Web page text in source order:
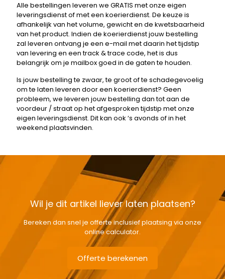
Alle bestellingen leveren we GRATIS met onze eigen
leveringsdienst of met een koerierdienst. De keuze is
afhankelijk van het volume, gewicht en de kwetsbaarheid
van het product. Indien de koerierdienst jouw bestelling
zal leveren ontvang je een e-mail met daarin het tijdstip
van levering en een track & trace code, het is dus
belangrijk om je mailbox goed in de gaten te houden.
Is jouw bestelling te zwaar, te groot of te schadegevoelig
om te laten leveren door een koerierdienst? Geen
probleem, we leveren jouw bestelling dan tot aan de
voordeur / straat op het afgesproken tijdstip met onze
eigen leveringsdienst. Dit kan ook ‘s avonds of in het
weekend plaatsvinden.
Wil je dit artikel liever laten plaatsen?
Bereken dan snel je offerte inclusief plaatsing via onze
online calculator.
Offerte berekenen